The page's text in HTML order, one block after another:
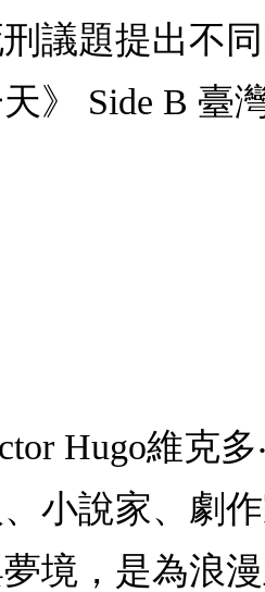
議題提出不
》 Side B 臺
Hugo維克
小說家、劇
境，是為浪